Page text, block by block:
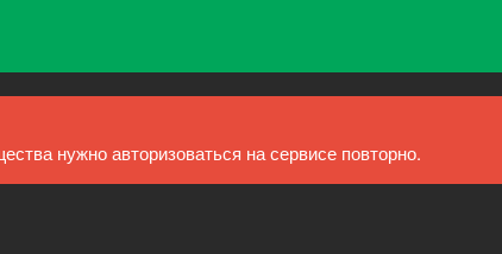
нужно авторизоваться на сервисе повторно.